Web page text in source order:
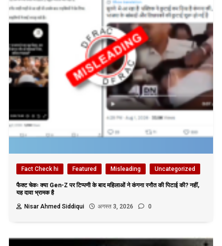
Fact Check hi Featured Misleading Uncategorized
फैक्ट चेकः क्या Gen-Z पर टिप्पणी के बाद महिलाओं ने कंगना रनौत की पिटाई की? नहीं,
यह दावा भ्रामक है
Nisar Ahmed Siddiqui
अगस्त 3, 2026 0